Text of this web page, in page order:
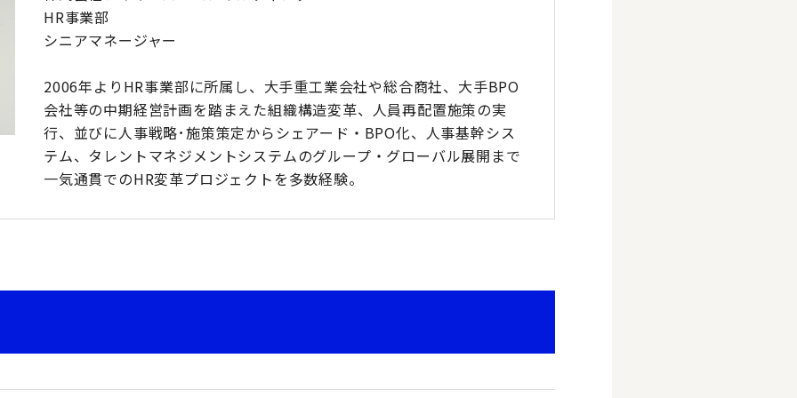
HR事業部
シニアマネージャー
2006年よりHR事業部に所属し、大手重工業会社や総合商社、大手BPO
会社等の中期経営計画を踏まえた組織構造変革、人員再配置施策の実
行、並びに人事戦略･施策策定からシェアード・BPO化、人事基幹シス
テム、タレントマネジメントシステムのグループ・グローバル展開まで
一気通貫でのHR変革プロジェクトを多数経験。